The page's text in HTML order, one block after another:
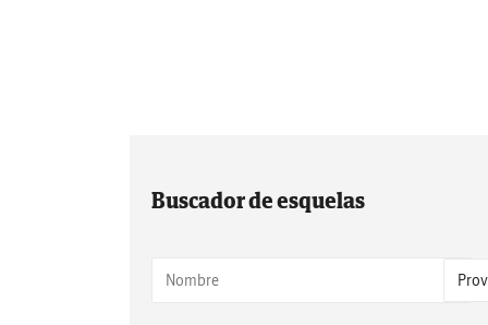
Buscador de esquelas